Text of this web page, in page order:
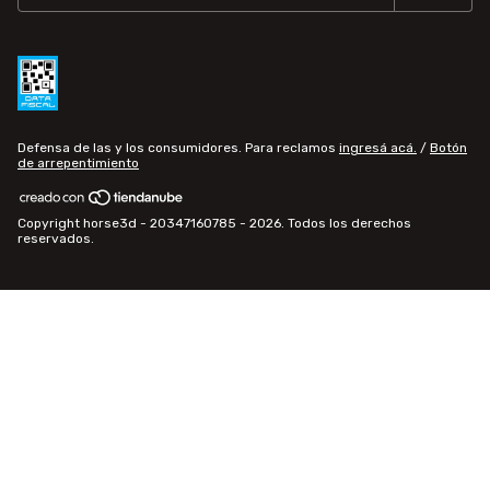
Defensa de las y los consumidores. Para reclamos ingresá acá. / Botón
de arrepentimiento
Copyright horse3d - 20347160785 - 2026. Todos los derechos
reservados.